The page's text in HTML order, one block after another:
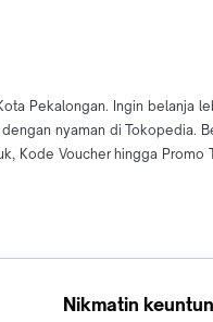
Pekalongan. Ingin belanja
nyaman di Tokopedia.
Kode Voucher hingga Promo
Nikmatin